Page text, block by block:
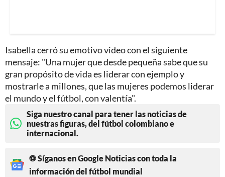
Isabella cerró su emotivo video con el siguiente
mensaje: "Una mujer que desde pequeña sabe que su
gran propósito de vida es liderar con ejemplo y
mostrarle a millones, que las mujeres podemos liderar
el mundo y el fútbol, con valentía".
Siga nuestro canal para tener las noticias de
nuestras figuras, del fútbol colombiano e
internacional.
⚽ Síganos en Google Noticias con toda la
información del fútbol mundial